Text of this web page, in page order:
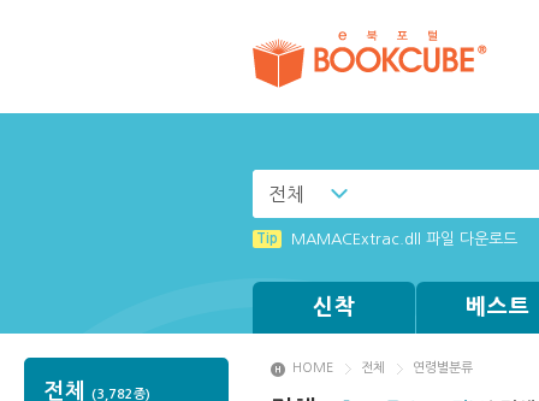
전체
Tip MAMACExtrac.dll 파일 다운로드
신착 베스트
전체 (3,782종)
HOME 전체 연령별분류